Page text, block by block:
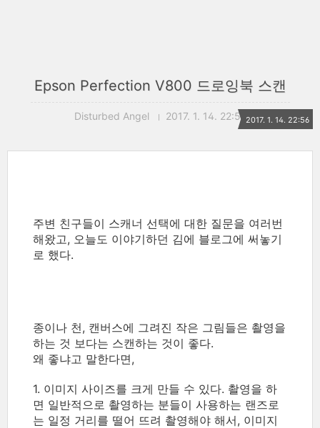
Epson Perfection V800 드로잉북 스캔
Disturbed Angel 2017. 1. 14. 22:56 2017. 1. 14. 22:56
주변 친구들이 스캐너 선택에 대한 질문을 여러번
해왔고, 오늘도 이야기하던 김에 블로그에 써놓기
로 했다.
종이나 천, 캔버스에 그려진 작은 그림들은 촬영을
하는 것 보다는 스캔하는 것이 좋다.
왜 좋냐고 말한다면,
1. 이미지 사이즈를 크게 만들 수 있다. 촬영을 하
면 일반적으로 촬영하는 분들이 사용하는 랜즈로
는 일정 거리를 떨어 뜨려 촬영해야 해서, 이미지